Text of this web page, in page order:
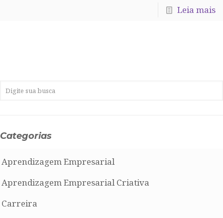
Leia mais
Categorias
Aprendizagem Empresarial
Aprendizagem Empresarial Criativa
Carreira